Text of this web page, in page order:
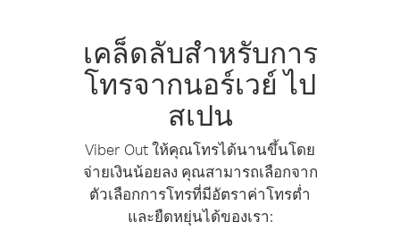
เคล็ดลับสำหรับการ
โทรจากนอร์เวย์ ไป
สเปน
Viber Out ให้คุณโทรได้นานขึ้นโดย
จ่ายเงินน้อยลง คุณสามารถเลือกจาก
ตัวเลือกการโทรที่มีอัตราค่าโทรต่ำ
และยืดหยุ่นได้ของเรา: